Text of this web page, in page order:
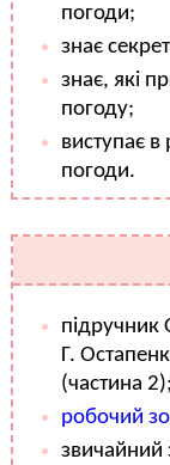
погоди;
знає
знає, які
погоду;
виступає в
погоди.
Г.
(частина 2);
робочий
звичайний